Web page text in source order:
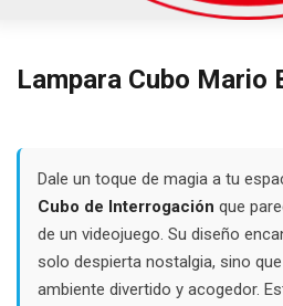
Lampara Cubo Mario
Dale un toque de magia a tu
Cubo de Interrogación que
de un videojuego. Su diseño
solo despierta nostalgia, sino
ambiente divertido y acogedor.